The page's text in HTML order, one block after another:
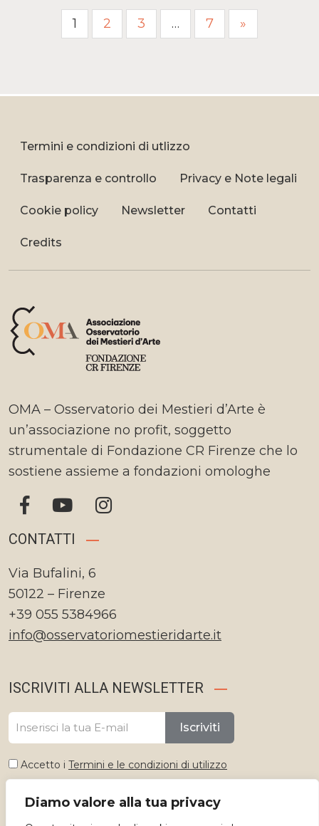
Diamo valore alla tua privacy
Paginazione
degli
1 2 3 … 7 »
Termini e condizioni di utlizzo
Trasparenza e controllo Privacy e Note legali
Cookie policy Newsletter Contatti
Credits
OMA – Osservatorio dei Mestieri d’Arte è
un’associazione no profit, soggetto
strumentale di Fondazione CR Firenze che lo
sostiene assieme a fondazioni omologhe
CONTATTI
Via Bufalini, 6
50122 – Firenze
+39 055 5384966
info@osservatoriomestieridarte.it
ISCRIVITI ALLA NEWSLETTER
Iscriviti
Accetto i Termini e le condizioni di utilizzo
Seleziona lingua